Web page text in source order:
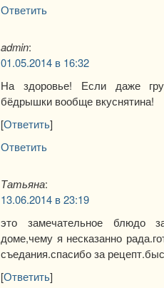
Ответить
admin:
01.05.2014 в 16:32
На здоровье! Если даже
бёдрышки вообще вкуснятина!
[Ответить]
Ответить
Татьяна:
13.06.2014 в 23:19
это замечательное блюдо
доме,чему я несказанно
съедания.спасибо за
[Ответить]